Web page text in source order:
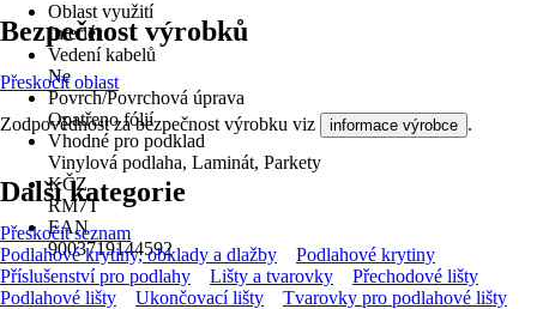
Oblast využití
Interiér
Vedení kabelů
Ne
Povrch/Povrchová úprava
Opatřeno fólií
Vhodné pro podklad
Vinylová podlaha, Laminát, Parkety
KČZ
RM7T
EAN
9003719144592
Bezpečnost výrobků
Přeskočit oblast
Zodpovědnost za bezpečnost výrobku viz informace výrobce .
Další kategorie
Přeskočit seznam
Podlahové krytiny, obklady a dlažby
Podlahové krytiny
Příslušenství pro podlahy
Lišty a tvarovky
Přechodové lišty
Podlahové lišty
Ukončovací lišty Tvarovky pro podlahové lišty